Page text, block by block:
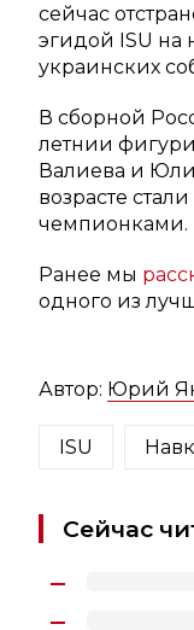
сейчас
эгидой ISU на
украинских
В сборной
летнии
Валиева и
возрасте
чемпионками.
Ранее мы
одного из
Автор: Юрий
ISU
Сейчас